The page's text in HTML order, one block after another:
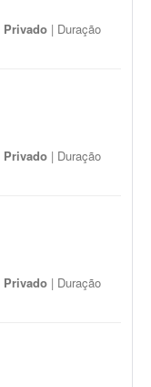
Privado | Duração
Privado | Duração
Privado | Duração